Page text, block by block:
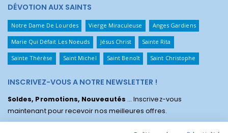
DÉVOTION AUX SAINTS
Notre Dame De Lourdes Vierge Miraculeuse Anges Gardiens
Marie Qui Défait Les Noeuds Jésus Christ Sainte Rita
Sainte Thérèse Saint Michel Saint Benoît Saint Christophe
INSCRIVEZ-VOUS A NOTRE NEWSLETTER !
Soldes, Promotions, Nouveautés ... Inscrivez-vous
maintenant pour recevoir nos meilleures offres.